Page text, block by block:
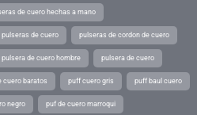
de cuero hechas a mano
pulseras de cuero pulseras de cordon de cuero
pulsera de cuero hombre pulsera de cuero
cuero baratos puff cuero gris puff baul cuero
negro puf de cuero marroqui